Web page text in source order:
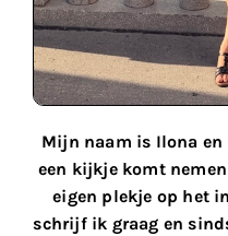
Mijn naam is Ilona
een kijkje komt
eigen plekje op het
schrijf ik graag en